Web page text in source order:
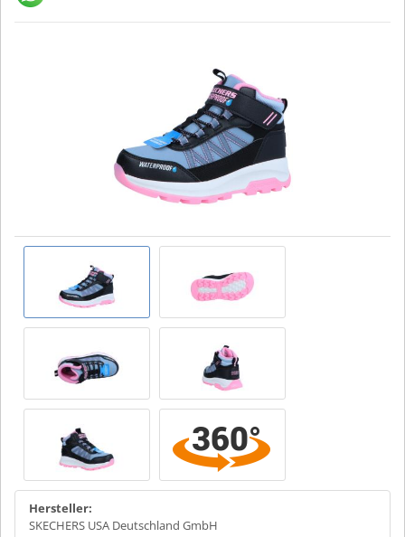
Hersteller:
SKECHERS USA Deutschland GmbH